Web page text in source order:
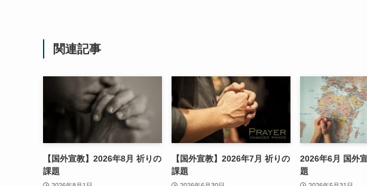
関連記事
【国外宣教】2026年8月 祈りの
課題
【国外宣教】2026年7月 祈りの
課題
2026年6月 国外
題